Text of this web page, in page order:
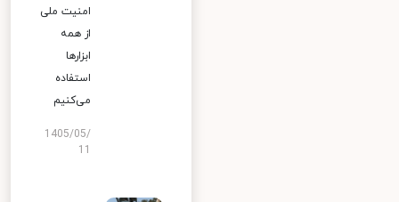
امنیت ملی
از همه
ابزارها
استفاده
می‌کنیم
1405/05/